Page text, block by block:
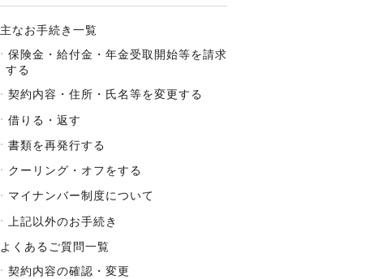
主なお手続き一覧
保険金・給付金・年金受取開始等を請求
する
契約内容・住所・氏名等を変更する
借りる・返す
書類を再発行する
クーリング・オフをする
マイナンバー制度について
上記以外のお手続き
よくあるご質問一覧
契約内容の確認・変更